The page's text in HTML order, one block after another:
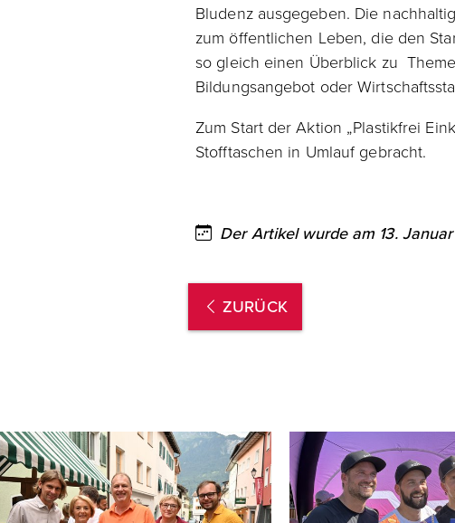
Bludenz ausgegeben. Die
zum öffentlichen Leben, die den
so gleich einen Überblick zu
Bildungsangebot oder
Zum Start der Aktion „Plastikfrei
Stofftaschen in Umlauf gebracht.
Der Artikel wurde am 13.
ZURÜCK